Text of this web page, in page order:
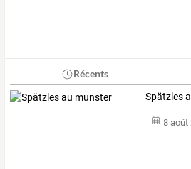
Récents
Spätzles
8 août